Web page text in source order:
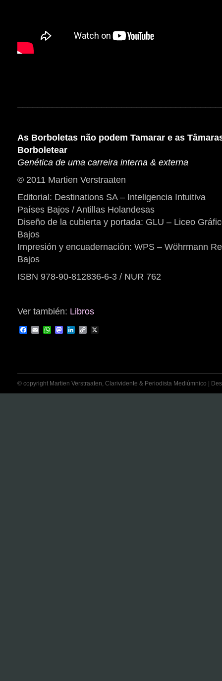
As Borboletas não podem Tamarar e as
Borboletear
Genética de uma carreira interna & externa
© 2011 Martien Verstraaten
Editorial: Destinations SA – Inteligencia Intuitiva
Países Bajos / Antillas Holandesas
Diseño de la cubierta y portada: GLU – Liceo
Bajos
Impresión y encuadernación: WPS – Wöhrmann
Bajos
ISBN 978-90-812836-6-3 / NUR 762
Ver también: Libros
Facebook
EmailWhatsApp
Mastodon
LinkedIn
Copy
© copyright Martien Verstraaten, Clarividente & Periodista Mediúmnico |